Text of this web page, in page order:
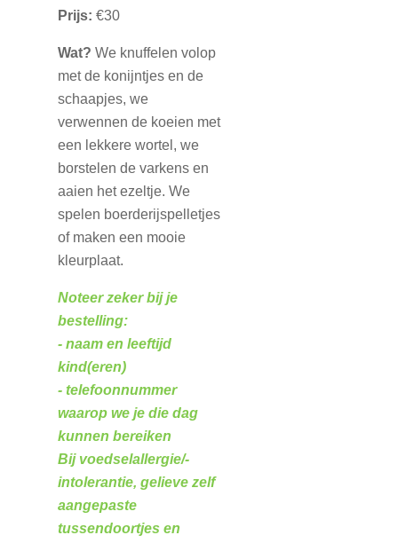
Prijs: €30
Wat? We knuffelen volop
met de konijntjes en de
schaapjes, we
verwennen de koeien met
een lekkere wortel, we
borstelen de varkens en
aaien het ezeltje. We
spelen boerderijspelletjes
of maken een mooie
kleurplaat.
Noteer zeker bij je
bestelling:
- naam en leeftijd
kind(eren)
- telefoonnummer
waarop we je die dag
kunnen bereiken
Bij voedselallergie/-
intolerantie, gelieve zelf
aangepaste
tussendoortjes en